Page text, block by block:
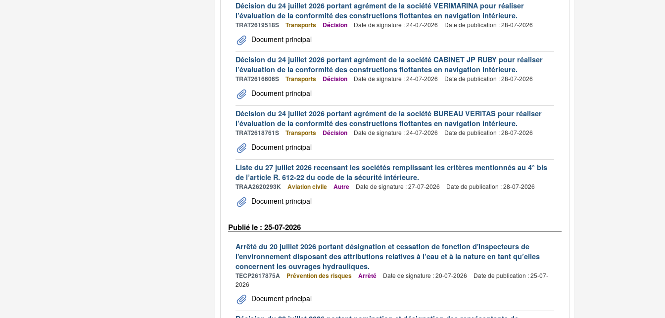
Décision du 24 juillet 2026 portant agrément de la société VERIMARINA pour réaliser
l’évaluation de la conformité des constructions flottantes en navigation intérieure.
TRAT2619518S Transports Décision Date de signature : 24-07-2026 Date de publication : 28-07-2026
Document principal
Décision du 24 juillet 2026 portant agrément de la société CABINET JP RUBY pour réaliser
l’évaluation de la conformité des constructions flottantes en navigation intérieure.
TRAT2616606S Transports Décision Date de signature : 24-07-2026 Date de publication : 28-07-2026
Document principal
Décision du 24 juillet 2026 portant agrément de la société BUREAU VERITAS pour réaliser
l’évaluation de la conformité des constructions flottantes en navigation intérieure.
TRAT2618761S Transports Décision Date de signature : 24-07-2026 Date de publication : 28-07-2026
Document principal
Liste du 27 juillet 2026 recensant les sociétés remplissant les critères mentionnés au 4° bis
de l’article R. 612-22 du code de la sécurité intérieure.
TRAA2620293K Aviation civile Autre Date de signature : 27-07-2026 Date de publication : 28-07-2026
Document principal
Publié le : 25-07-2026
Arrêté du 20 juillet 2026 portant désignation et cessation de fonction d'inspecteurs de
l'environnement disposant des attributions relatives à l’eau et à la nature en tant qu’elles
concernent les ouvrages hydrauliques.
TECP2617875A Prévention des risques Arrêté Date de signature : 20-07-2026
Date de publication : 25-07-
2026
Document principal